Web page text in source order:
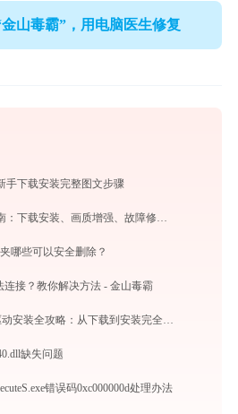
山毒霸”，用电脑医生修复
手下载安装完整图文步骤
暴风影音使用完全指南：下载安装、画质增强、故障修复与播放器对比
哪些可以安全删除？
连接？教你解决方法 - 金山毒霸
三星SF-651P打印机驱动安装全攻略：从下载到安装完全教程
缺失问题
错误码0xc000000d处理办法